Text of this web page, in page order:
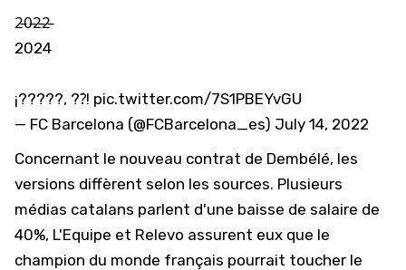
2̵0̵2̵2̵
2024
¡?????, ??́! pic.twitter.com/7S1PBEYvGU
— FC Barcelona (@FCBarcelona_es) July 14, 2022
Concernant le nouveau contrat de Dembélé, les
versions diffèrent selon les sources. Plusieurs
médias catalans parlent d'une baisse de salaire de
40%, L'Equipe et Relevo assurent eux que le
champion du monde français pourrait toucher le